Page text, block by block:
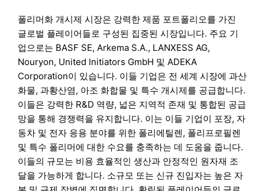
폴리머화 개시제 시장은 강력한 제품 포트폴리오를 가진
글로벌 플레이어들로 구성된 집중된 시장입니다. 주요 기
업으로는 BASF SE, Arkema S.A., LANXESS AG,
Nouryon, United Initiators GmbH 및 ADEKA
Corporation이 있습니다. 이들 기업은 전 세계 시장에 과산
화물, 과황산염, 아조 화합물 및 특수 개시제를 공급합니다.
이들은 강력한 R&D 역량, 넓은 지역적 존재 및 통합된 공급
망을 통해 경쟁력을 유지합니다. 이는 이들 기업이 포장, 자
동차 및 전자 응용 분야를 위한 폴리에틸렌, 폴리프로필렌
및 특수 폴리머에 대한 수요를 충족하는 데 도움을 줍니다.
이들의 규모는 비용 효율적인 생산과 안정적인 원자재 조
달을 가능하게 합니다. 소규모 또는 신규 진입자는 높은 자